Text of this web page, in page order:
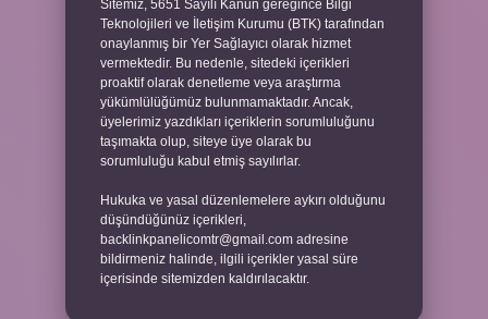
Sitemiz, 5651 Sayılı Kanun gereğince Bilgi
Teknolojileri ve İletişim Kurumu (BTK) tarafından
onaylanmış bir Yer Sağlayıcı olarak hizmet
vermektedir. Bu nedenle, sitedeki içerikleri
proaktif olarak denetleme veya araştırma
yükümlülüğümüz bulunmamaktadır. Ancak,
üyelerimiz yazdıkları içeriklerin sorumluluğunu
taşımakta olup, siteye üye olarak bu
sorumluluğu kabul etmiş sayılırlar.
Hukuka ve yasal düzenlemelere aykırı olduğunu
düşündüğünüz içerikleri,
backlinkpanelicomtr@gmail.com adresine
bildirmeniz halinde, ilgili içerikler yasal süre
içerisinde sitemizden kaldırılacaktır.